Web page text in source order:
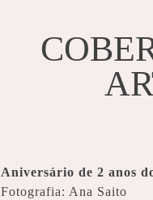
Aniversário de 2 anos
Fotografia: Ana Saito